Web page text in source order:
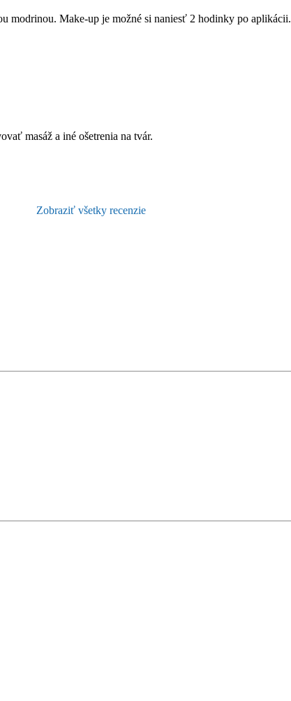
modrinou. Make-up je možné si naniesť 2 hodinky po aplikácii.
masáž a iné ošetrenia na tvár.
Zobraziť všetky recenzie